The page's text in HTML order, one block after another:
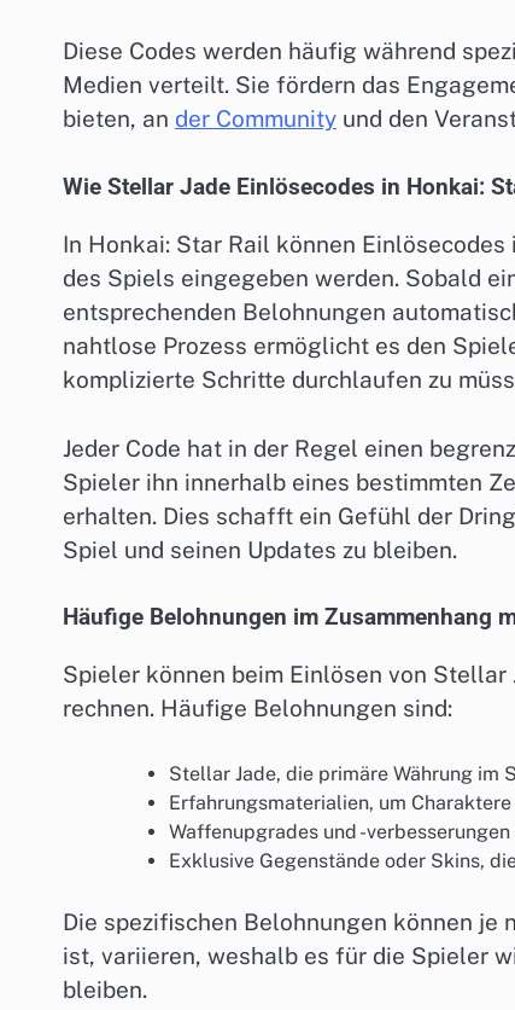
Diese Codes werden häufig während
Medien verteilt. Sie fördern das
bieten, an der Community und den
Wie Stellar Jade Einlösecodes in Honkai:
In Honkai: Star Rail können
des Spiels eingegeben werden. Sobald
entsprechenden Belohnungen
nahtlose Prozess ermöglicht es den
komplizierte Schritte durchlaufen zu
Jeder Code hat in der Regel einen
Spieler ihn innerhalb eines bestimmten
erhalten. Dies schafft ein Gefühl der
Spiel und seinen Updates zu bleiben.
Häufige Belohnungen im Zusammenhang
Spieler können beim Einlösen von
rechnen. Häufige Belohnungen sind:
Stellar Jade, die primäre Währung im
Erfahrungsmaterialien, um
Waffenupgrades und -
Exklusive Gegenstände oder Skins,
Die spezifischen Belohnungen können je
ist, variieren, weshalb es für die Spieler
bleiben.